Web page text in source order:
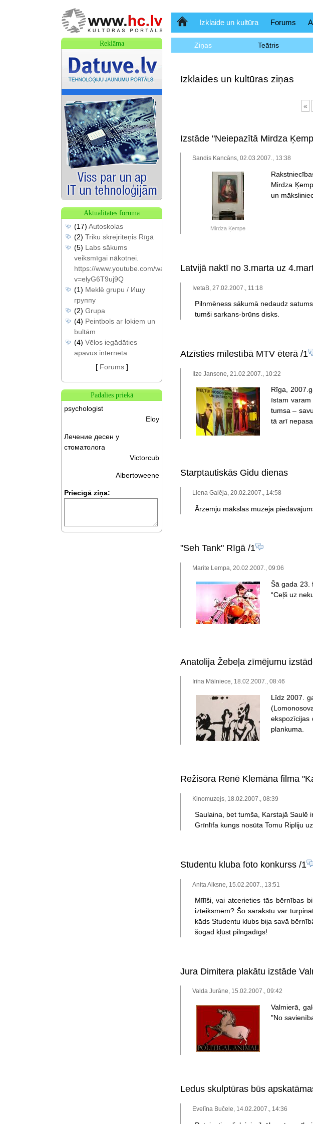
SākumlapaIzklaide un kultūra Forums
Ziņas Teātris
Izklaides un kultūras ziņas
«
Izstāde "Neiepazītā Mirdza
Sandis Kancāns, 02.03.2007., 13:38
Mirdza Ķempe
Mirdza
un
Latvijā naktī no 3.marta uz
IvetaB, 27.02.2007., 11:18
Pilnmēness sākumā nedaudz
tumši sarkans-brūns disks.
Atzīsties mīlestībā MTV ēterā/1
Ilze Jansone, 21.02.2007., 10:22
Rīga,
īstam
tumsa –
tā arī
Starptautiskās Gidu dienas
Liena Galēja, 20.02.2007., 14:58
Ārzemju mākslas muzeja
"Seh Tank" Rīgā/1
Marite Lempa, 20.02.2007., 09:06
Šā gada 23.
“Ceļš uz
Anatolija Žebeļa zīmējumu
Irīna Mālniece, 18.02.2007., 08:46
Līdz 2007.
ekspozīcijas
plankuma.
Režisora Renē Klemāna filma
Kinomuzejs, 18.02.2007., 08:39
Saulaina, bet tumša, Karstajā Saulē
Grīnlīfa kungs nosūta Tomu Ripliju
Studentu kluba foto konkurss/1
Anita Alksne, 15.02.2007., 13:51
Mīlīši, vai atcerieties tās bērnības
izteiksmēm? Šo sarakstu var
kāds Studentu klubs bija savā
šogad kļūst pilngadīgs!
Jura Dimitera plakātu izstāde
Valda Jurāne, 15.02.2007., 09:42
Valmierā,
"No
Ledus skulptūras būs
Evelīna Bučele, 14.02.2007., 14:36
Reklāma
Aktualitātes forumā
(17) Autoskolas
(2) Triku skrejriteņis Rīgā
(5) Labs sākums
veiksmīgai nākotnei.
https://www.youtube.com/watch?
v=elyG6T9uj9Q
(1) Meklē grupu / Ищу
группу
(2) Grupa
(4) Peintbols ar lokiem un
bultām
(4) Vēlos iegādāties
apavus internetā
[ Forums]
Padalies priekā
psychologist
Eloy
Лечение десен у
стоматолога
Victorcub
Albertoweene
Priecīgā ziņa: